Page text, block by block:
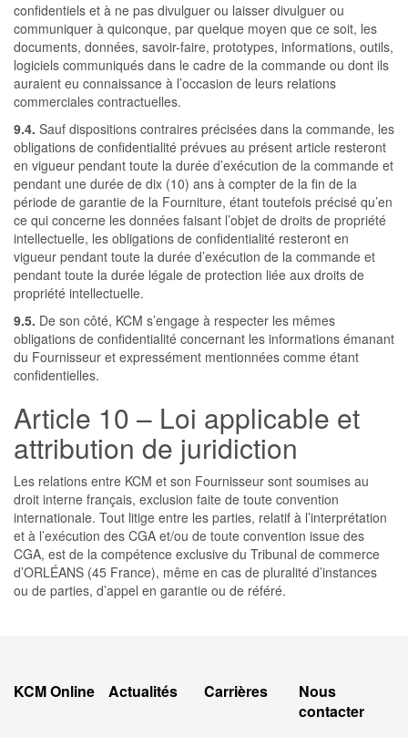
confidentiels et à ne pas divulguer ou laisser divulguer ou
communiquer à quiconque, par quelque moyen que ce soit, les
documents, données, savoir-faire, prototypes, informations, outils,
logiciels communiqués dans le cadre de la commande ou dont ils
auraient eu connaissance à l’occasion de leurs relations
commerciales contractuelles.
9.4. Sauf dispositions contraires précisées dans la commande, les
obligations de confidentialité prévues au présent article resteront
en vigueur pendant toute la durée d’exécution de la commande et
pendant une durée de dix (10) ans à compter de la fin de la
période de garantie de la Fourniture, étant toutefois précisé qu’en
ce qui concerne les données faisant l’objet de droits de propriété
intellectuelle, les obligations de confidentialité resteront en
vigueur pendant toute la durée d’exécution de la commande et
pendant toute la durée légale de protection liée aux droits de
propriété intellectuelle.
9.5. De son côté, KCM s’engage à respecter les mêmes
obligations de confidentialité concernant les informations émanant
du Fournisseur et expressément mentionnées comme étant
confidentielles.
Article 10 – Loi applicable et
attribution de juridiction
Les relations entre KCM et son Fournisseur sont soumises au
droit interne français, exclusion faite de toute convention
internationale. Tout litige entre les parties, relatif à l’interprétation
et à l’exécution des CGA et/ou de toute convention issue des
CGA, est de la compétence exclusive du Tribunal de commerce
d’ORLÉANS (45 France), même en cas de pluralité d’instances
ou de parties, d’appel en garantie ou de référé.
KCM Online Actualités Carrières
Nous
contacter